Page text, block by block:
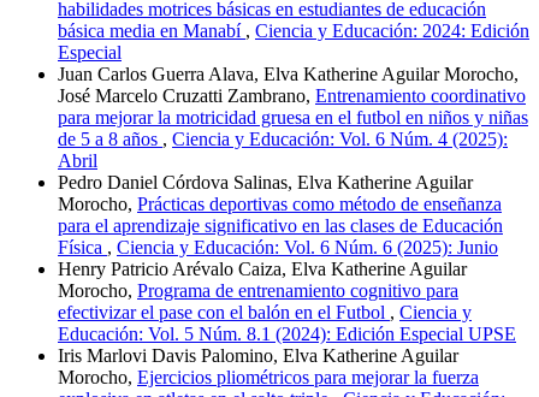
habilidades motrices básicas en estudiantes de educación
básica media en Manabí , Ciencia y Educación: 2024: Edición
Especial
Juan Carlos Guerra Alava, Elva Katherine Aguilar Morocho,
José Marcelo Cruzatti Zambrano, Entrenamiento coordinativo
para mejorar la motricidad gruesa en el futbol en niños y niñas
de 5 a 8 años , Ciencia y Educación: Vol. 6 Núm. 4 (2025):
Abril
Pedro Daniel Córdova Salinas, Elva Katherine Aguilar
Morocho, Prácticas deportivas como método de enseñanza
para el aprendizaje significativo en las clases de Educación
Física , Ciencia y Educación: Vol. 6 Núm. 6 (2025): Junio
Henry Patricio Arévalo Caiza, Elva Katherine Aguilar
Morocho, Programa de entrenamiento cognitivo para
efectivizar el pase con el balón en el Futbol , Ciencia y
Educación: Vol. 5 Núm. 8.1 (2024): Edición Especial UPSE
Iris Marlovi Davis Palomino, Elva Katherine Aguilar
Morocho, Ejercicios pliométricos para mejorar la fuerza